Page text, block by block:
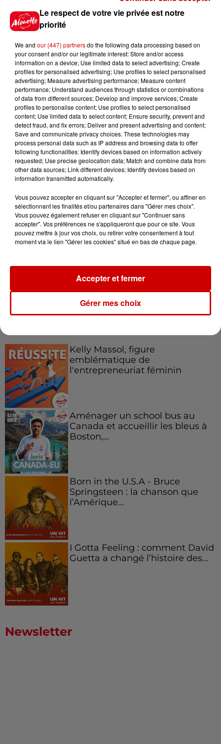
Jeux Voir plus
Festival du Roi Arthur 2026 !
Gagnez vos entrées pour le
Musée du Sport Automobile au
Mans !
Alouette vous invite à
Futuroscope Xperiences !
Le Duel - Gagnez votre balade
Kelly Massol, figure
emblématique de
l'entrepreneuriat féminin
Aménager un school bus au
Canada et accueillir les bleus à
Boston,...
Born in the U.S.A - Bruce
Springsteen : la chanson que
l’Amérique...
I Gotta Feeling : comment David
Guetta a changé l’histoire des...
Newsletter
Le respect de votre vie privée est notre
priorité
We and our (447) partnersdo the following data processing based on
your consent and/or our legitimate interest: Store and/or access
information on a device; Use limited data to select advertising; Create
profiles for personalised advertising; Use profiles to select personalised
advertising; Measure advertising performance; Measure content
performance; Understand audiences through statistics or combinations
of data from different sources; Develop and improve services; Create
profiles to personalise content; Use profiles to select personalised
content; Use limited data to select content; Ensure security, prevent and
detect fraud, and fix errors; Deliver and present advertising and content;
Save and communicate privacy choices. These technologies may
process personal data such as IP address and browsing data to offer
following functionalities: Identify devices based on information actively
requested; Use precise geolocation data; Match and combine data from
other data sources; Link different devices; Identify devices based on
information transmitted automatically.
Vous pouvez accepter en cliquant sur "Accepter et fermer", ou affiner en
sélectionnant les finalités et/ou partenaires dans "Gérer mes choix".
Vous pouvez également refuser en cliquant sur "Continuer sans
accepter". Vos préférences ne s'appliqueront que pour ce site. Vous
pouvez mettre à jour vos choix, ou retirer votre consentement à tout
moment via le lien "Gérer les cookies" situé en bas de chaque page.
Gérer mes choix
Accepter et fermer